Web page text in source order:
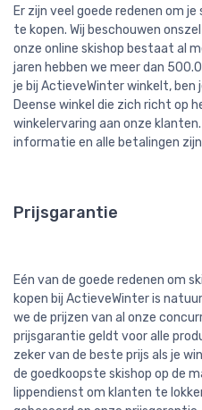
Er zijn veel goede redenen om
te kopen. Wij beschouwen
onze online skishop bestaat al
jaren hebben we meer dan
je bij ActieveWinter winkelt, ben
Deense winkel die zich richt op
winkelervaring aan onze
informatie en alle betalingen
Prijsgarantie
Eén van de goede redenen om
kopen bij ActieveWinter is
we de prijzen van al onze
prijsgarantie geldt voor alle
zeker van de beste prijs als je
de goedkoopste skishop op de
lippendienst om klanten te